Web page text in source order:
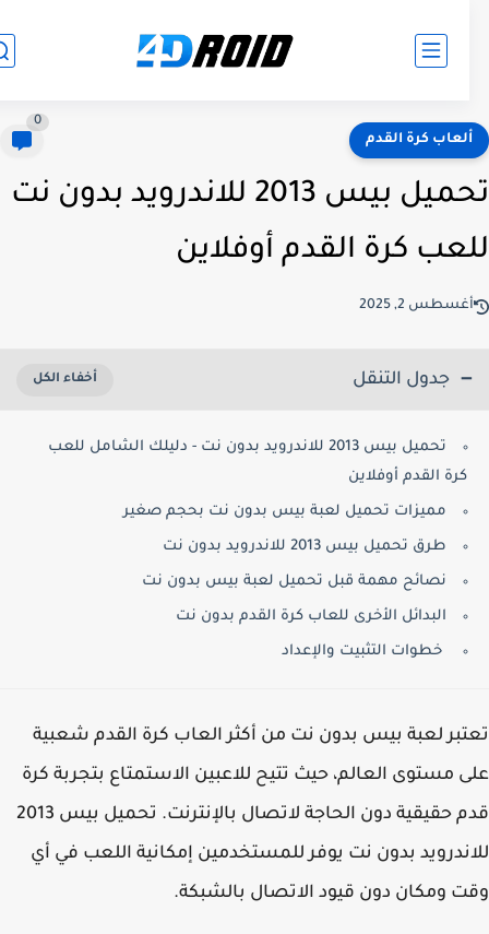
كرة القدم
تحميل بيس 2013 للاندرويد بدون نت
كرة القدم أوفلاين
2, 2025
جدول التنقل
تحميل بيس 2013 للاندرويد بدون نت - دليلك الشامل للعب
كرة القدم أوفلاين
مميزات تحميل لعبة بيس بدون نت بحجم صغير
طرق تحميل بيس 2013 للاندرويد بدون نت
نصائح مهمة قبل تحميل لعبة بيس بدون نت
البدائل الأخرى للعاب كرة القدم بدون نت
خطوات التثبيت والإعداد
لعبة بيس بدون نت من أكثر العاب كرة القدم شعبية
مستوى العالم، حيث تتيح للاعبين الاستمتاع بتجربة كرة
قدم حقيقية دون الحاجة لاتصال بالإنترنت. تحميل بيس 2013
بدون نت يوفر للمستخدمين إمكانية اللعب في أي
ومكان دون قيود الاتصال بالشبكة.